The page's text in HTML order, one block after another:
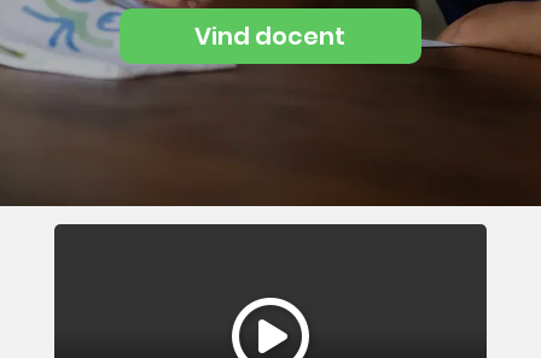
Vind docent